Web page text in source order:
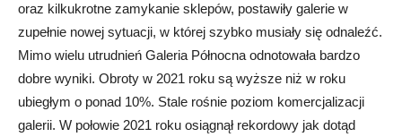
oraz kilkukrotne zamykanie sklepów, postawiły galerie w
zupełnie nowej sytuacji, w której szybko musiały się odnaleźć.
Mimo wielu utrudnień Galeria Północna odnotowała bardzo
dobre wyniki. Obroty w 2021 roku są wyższe niż w roku
ubiegłym o ponad 10%. Stale rośnie poziom komercjalizacji
galerii. W połowie 2021 roku osiągnął rekordowy jak dotąd